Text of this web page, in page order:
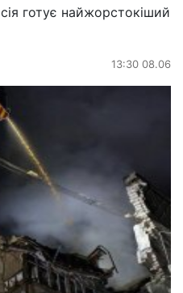
готує найжорстокіший
13:30 08.06